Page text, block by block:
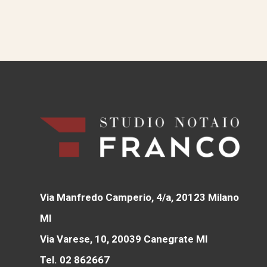
Via Manfredo Camperio, 4/a, 20123 Milano
MI
Via Varese, 10, 20039 Canegrate MI
Tel. 02 862667